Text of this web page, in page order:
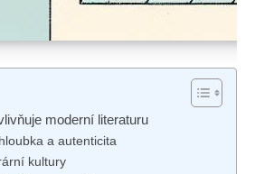
moderní literaturu
a autenticita
kultury